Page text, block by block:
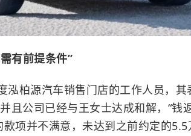
有前提条件”
泓柏源汽车销售门店的工作人员，
且公司已经与王女士达成和解，“钱
项并不满意，未达到之前约定的